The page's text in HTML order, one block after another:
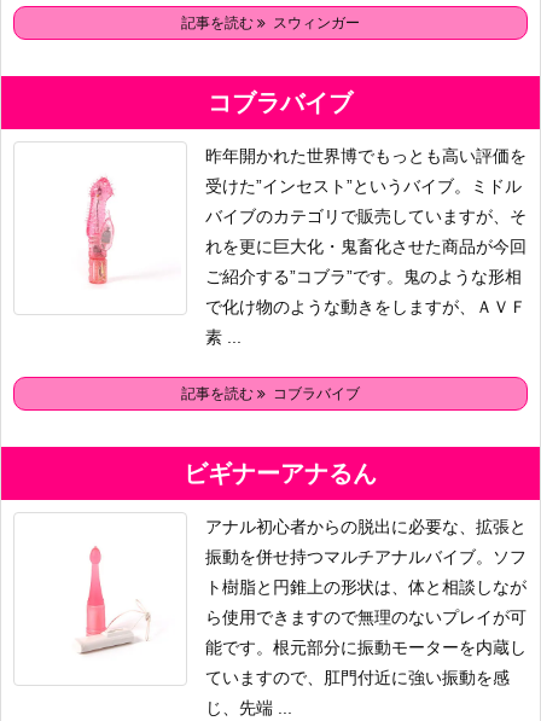
記事を読む スウィンガー
コブラバイブ
昨年開かれた世界博でもっとも高い評価を
受けた”インセスト”というバイブ。ミドル
バイブのカテゴリで販売していますが、そ
れを更に巨大化・鬼畜化させた商品が今回
ご紹介する”コブラ”です。鬼のような形相
で化け物のような動きをしますが、ＡＶＦ
素 ...
記事を読む コブラバイブ
ビギナーアナるん
アナル初心者からの脱出に必要な、拡張と
振動を併せ持つマルチアナルバイブ。ソフ
ト樹脂と円錐上の形状は、体と相談しなが
ら使用できますので無理のないプレイが可
能です。根元部分に振動モーターを内蔵し
ていますので、肛門付近に強い振動を感
じ、先端 ...